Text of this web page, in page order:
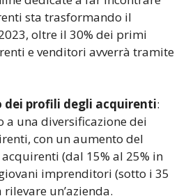
sta trasformando il
oltre il 30% dei primi
e venditori avverrà tramite
dei profili degli acquirenti:
a una diversificazione dei
con un aumento del
(dal 15% al 25% in
imprenditori (sotto i 35
un’azienda.